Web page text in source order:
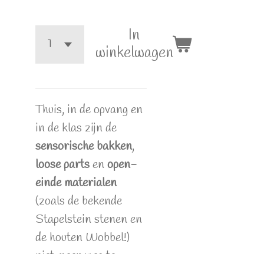
In
winkelwagen
Thuis, in de opvang en
in de klas zijn de
sensorische bakken,
loose partsenopen-
einde materialen
(zoals de bekende
Stapelstein stenen en
de houten Wobbel!)